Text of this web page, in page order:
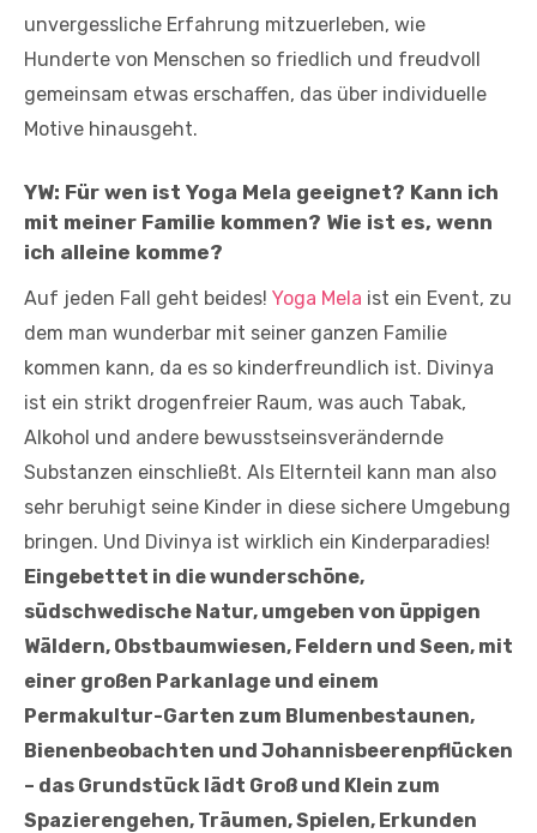
unvergessliche Erfahrung mitzuerleben, wie
Hunderte von Menschen so friedlich und freudvoll
gemeinsam etwas erschaffen, das über individuelle
Motive hinausgeht.
YW: Für wen ist Yoga Mela geeignet? Kann ich
mit meiner Familie kommen? Wie ist es, wenn
ich alleine komme?
Auf jeden Fall geht beides! Yoga Mela ist ein Event, zu
dem man wunderbar mit seiner ganzen Familie
kommen kann, da es so kinderfreundlich ist. Divinya
ist ein strikt drogenfreier Raum, was auch Tabak,
Alkohol und andere bewusstseinsverändernde
Substanzen einschließt. Als Elternteil kann man also
sehr beruhigt seine Kinder in diese sichere Umgebung
bringen. Und Divinya ist wirklich ein Kinderparadies!
Eingebettet in die wunderschöne,
südschwedische Natur, umgeben von üppigen
Wäldern, Obstbaumwiesen, Feldern und Seen, mit
einer großen Parkanlage und einem
Permakultur-Garten zum Blumenbestaunen,
Bienenbeobachten und Johannisbeerenpflücken
– das Grundstück lädt Groß und Klein zum
Spazierengehen, Träumen, Spielen, Erkunden